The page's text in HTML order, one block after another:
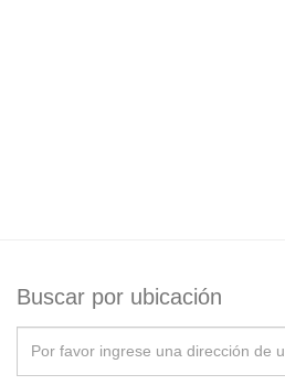
Buscar por ubicación